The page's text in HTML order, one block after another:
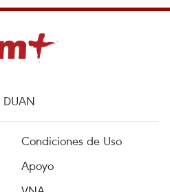
DUAN
Condiciones de Uso
Apoyo